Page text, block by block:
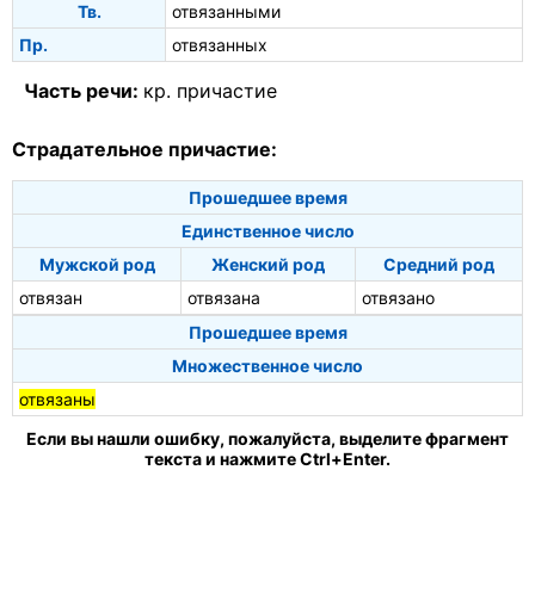
Тв.
отвязанными
Пр.
отвязанных
Часть речи: кр. причастие
Страдательное причастие:
Прошедшее время
Единственное число
Мужской род
Женский род
Средний род
отвязан
отвязана
отвязано
Прошедшее время
Множественное число
отвязаны
Если вы нашли ошибку, пожалуйста, выделите фрагмент
текста и нажмите Ctrl+Enter.